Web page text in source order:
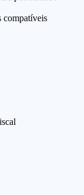
compatíveis